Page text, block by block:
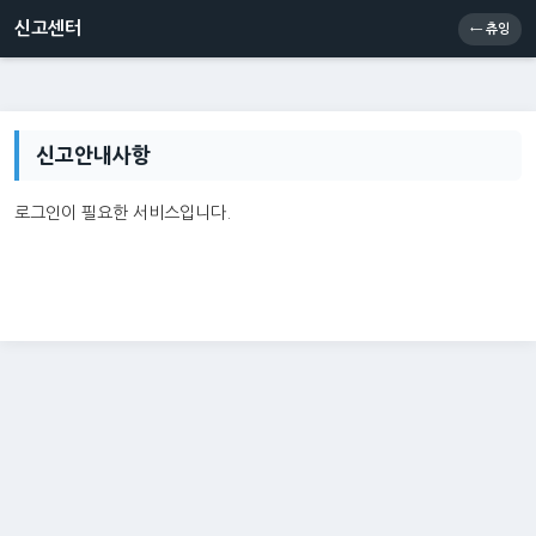
신고센터 메인
신고센터 ← 츄잉
신고안내사항
로그인이 필요한 서비스입니다.